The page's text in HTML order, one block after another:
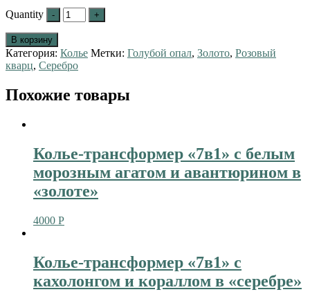
Quantity
В корзину
Категория: Колье Метки: Голубой опал, Золото, Розовый
кварц, Серебро
Похожие товары
Колье-трансформер «7в1» с белым
морозным агатом и авантюрином в
«золоте»
4000 Р
Колье-трансформер «7в1» с
кахолонгом и кораллом в «серебре»